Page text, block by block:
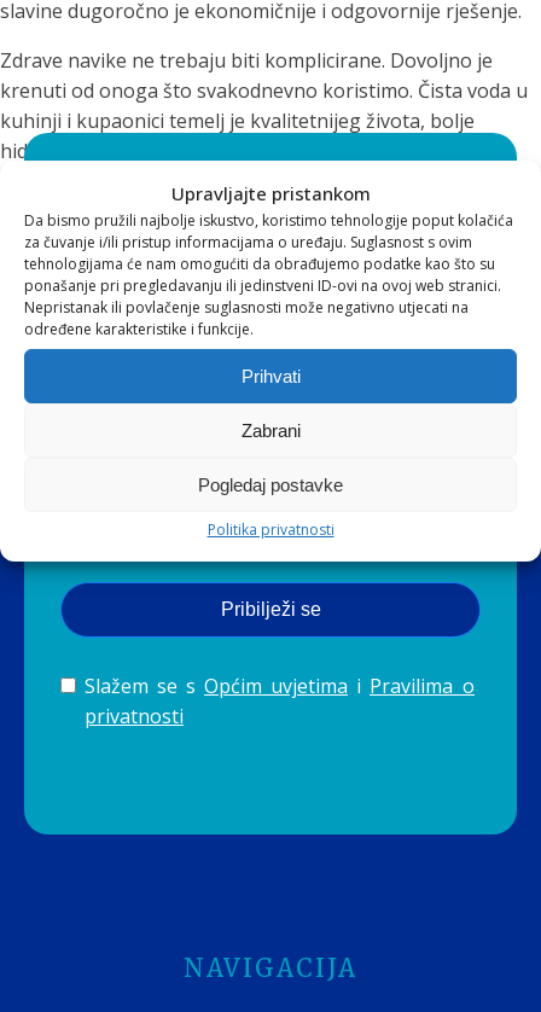
Upravljajte pristankom
Da bismo pružili najbolje iskustvo, koristimo tehnologije poput kolačića
za čuvanje i/ili pristup informacijama o uređaju. Suglasnost s ovim
tehnologijama će nam omogućiti da obrađujemo podatke kao što su
ponašanje pri pregledavanju ili jedinstveni ID-ovi na ovoj web stranici.
Nepristanak ili povlačenje suglasnosti može negativno utjecati na
određene karakteristike i funkcije.
Prihvati
Zabrani
Pogledaj postavke
Politika privatnosti
slavine dugoročno je ekonomičnije i odgovornije rješenje.
Zdrave navike ne trebaju biti komplicirane. Dovoljno je
krenuti od onoga što svakodnevno koristimo. Čista voda u
kuhinji i kupaonici temelj je kvalitetnijeg života, bolje
hidratacije i dugoročne brige o organizmu.
Filtrirana voda nije trend. Ona je svjestan izbor za zdravlje,
energiju i ravnotežu.
Svidjelo vam se za što se
zalažemo i što nudimo?
Pratite naš sadržaj i ponudu preko EVA
newslettera* te ostvarite brojne pogodnosti
newsletter, pošaljite nam zahtjev za skidanjem s liste, preko
Pribilježi se
Slažem se s Općim uvjetima i Pravilima o
privatnosti
NAVIGACIJA